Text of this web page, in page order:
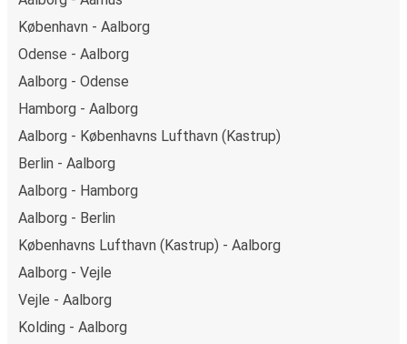
København - Aalborg
Odense - Aalborg
Aalborg - Odense
Hamborg - Aalborg
Aalborg - Københavns Lufthavn (Kastrup)
Berlin - Aalborg
Aalborg - Hamborg
Aalborg - Berlin
Københavns Lufthavn (Kastrup) - Aalborg
Aalborg - Vejle
Vejle - Aalborg
Kolding - Aalborg